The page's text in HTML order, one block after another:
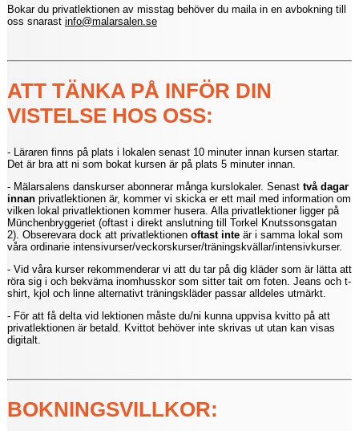
Bokar du privatlektionen av misstag behöver du maila in en avbokning till
oss snarast info@malarsalen.se
ATT TÄNKA PÅ INFÖR DIN
VISTELSE HOS OSS:
- Läraren finns på plats i lokalen senast 10 minuter innan kursen startar.
Det är bra att ni som bokat kursen är på plats 5 minuter innan.
- Mälarsalens danskurser abonnerar många kurslokaler. Senast två dagar
innanprivatlektionen är, kommer vi skicka er ett mail med information om
vilken lokal privatlektionen kommer husera. Alla privatlektioner ligger på
Münchenbryggeriet (oftast i direkt anslutning till Torkel Knutssonsgatan
2). Obserevara dock att privatlektionen oftast inteär i samma lokal som
våra ordinarie intensivurser/veckorskurser/träningskvällar/intensivkurser.
- Vid våra kurser rekommenderar vi att du tar på dig kläder som är lätta att
röra sig i och bekväma inomhusskor som sitter tait om foten. Jeans och t-
shirt, kjol och linne alternativt träningskläder passar alldeles utmärkt.
- För att få delta vid lektionen måste du/ni kunna uppvisa kvitto på att
privatlektionen är betald. Kvittot behöver inte skrivas ut utan kan visas
digitalt.
BOKNINGSVILLKOR: